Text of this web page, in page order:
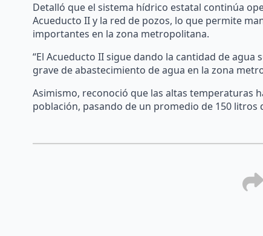
Detalló que el sistema hídrico estatal continúa
Acueducto II y la red de pozos, lo que permite
importantes en la zona metropolitana.
“El Acueducto II sigue dando la cantidad de
grave de abastecimiento de agua en la zona
Asimismo, reconoció que las altas temperaturas
población, pasando de un promedio de 150